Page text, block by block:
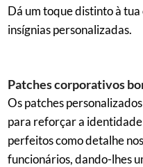
Dá um toque distinto à tua
insígnias personalizadas.
Patches corporativos
Os patches
para reforçar a
perfeitos como detalhe
funcionários, dando-lhes